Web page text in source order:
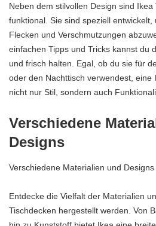
Neben dem stilvollen Design sind
funktional. Sie sind speziell
Flecken und Verschmutzungen
einfachen Tipps und Tricks kannst du
und frisch halten. Egal, ob du sie für
oder den Nachttisch verwendest, eine
nicht nur Stil, sondern auch
Verschiedene
Designs
Verschiedene Materialien und Designs
Entdecke die Vielfalt der Materialien
Tischdecken hergestellt werden. Von